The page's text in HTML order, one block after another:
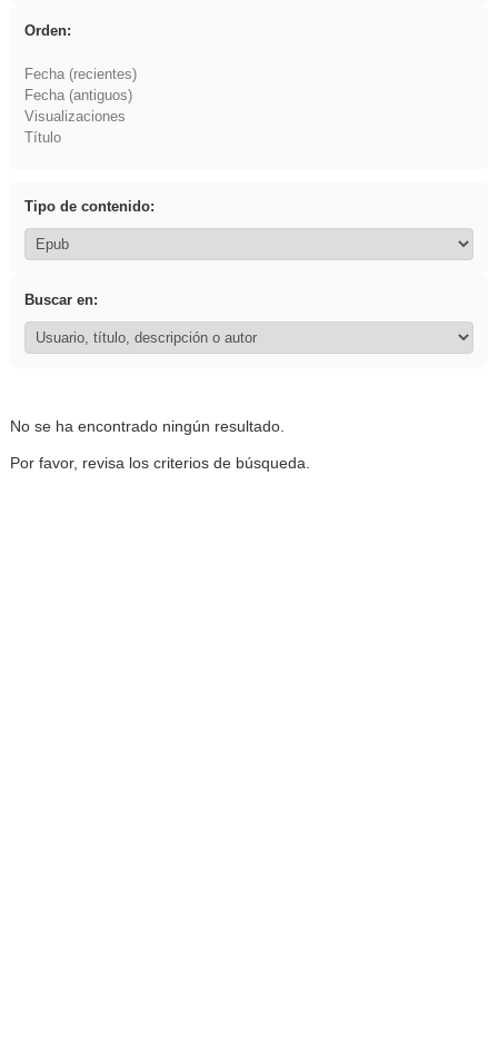
Orden:
Fecha (recientes)
Fecha (antiguos)
Visualizaciones
Título
Tipo de contenido:
Buscar en:
No se ha encontrado ningún resultado.
Por favor, revisa los criterios de búsqueda.